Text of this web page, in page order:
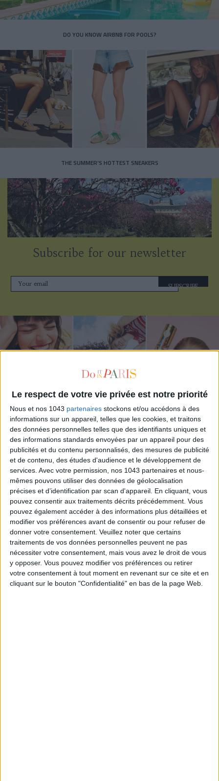
Le respect de votre vie privée est notre priorité
Nous et nos 1043 partenaires stockons et/ou accédons à des
informations sur un appareil, telles que les cookies, et traitons
des données personnelles telles que des identifiants uniques et
des informations standards envoyées par un appareil pour des
publicités et du contenu personnalisés, des mesures de publicité
et de contenu, des études d'audience et le développement de
services. Avec votre permission, nos 1043 partenaires et nous-
mêmes pouvons utiliser des données de géolocalisation
précises et d’identification par scan d'appareil. En cliquant, vous
pouvez consentir aux traitements décrits précédemment. Vous
pouvez également accéder à des informations plus détaillées et
modifier vos préférences avant de consentir ou pour refuser de
donner votre consentement. Veuillez noter que certains
traitements de vos données personnelles peuvent ne pas
nécessiter votre consentement, mais vous avez le droit de vous
y opposer. Vous pouvez modifier vos préférences ou retirer
votre consentement à tout moment en revenant sur ce site et en
cliquant sur le bouton "Confidentialité" en bas de la page Web.
DO YOU KNOW AIRBNB FOR POOLS?
THE SUMMER’S HOTTEST SNEAKERS
Subscribe for our newsletter
SUBSCRIBE
ADOPT PARFUMS IS REVOLUTIONIZING AFFORDABLE MADE-IN-FRANCE
FRAGRANCES
15 IDEAS FOR ENJOYING AUGUST IN PARIS